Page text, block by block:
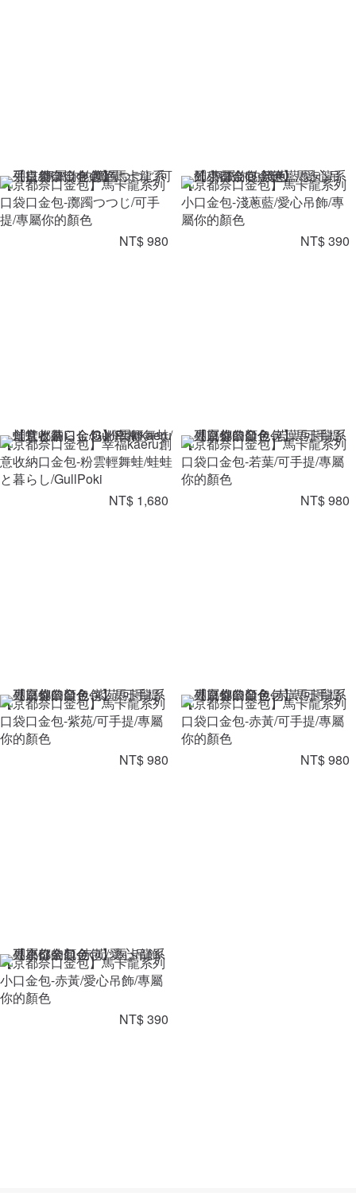
【京都奈口金包】馬卡龍系列
口袋口金包-躑躅つつじ/可手
提/專屬你的顏色
NT$ 980
【京都奈口金包】馬卡龍系列
小口金包-淺蔥藍/愛心吊飾/專
屬你的顏色
NT$ 390
【京都奈口金包】幸福kaeru創
意收納口金包-粉雲輕舞蛙/蛙蛙
と暮らし/GullPoki
NT$ 1,680
【京都奈口金包】馬卡龍系列
口袋口金包-若葉/可手提/專屬
你的顏色
NT$ 980
【京都奈口金包】馬卡龍系列
口袋口金包-紫苑/可手提/專屬
你的顏色
NT$ 980
【京都奈口金包】馬卡龍系列
口袋口金包-赤黃/可手提/專屬
你的顏色
NT$ 980
【京都奈口金包】馬卡龍系列
小口金包-赤黃/愛心吊飾/專屬
你的顏色
NT$ 390